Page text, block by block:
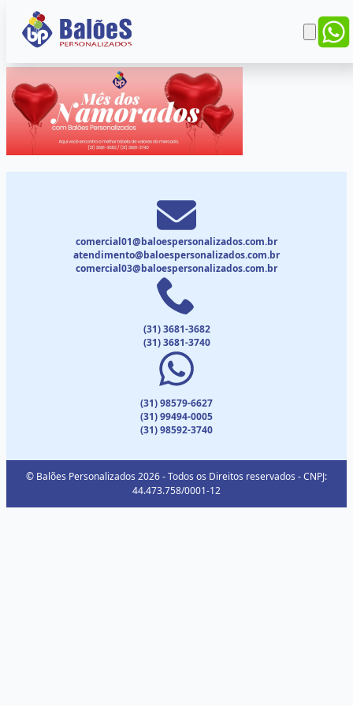
comercial01@baloespersonalizados.com.br
atendimento@baloespersonalizados.com.br
comercial03@baloespersonalizados.com.br
(31) 3681-3682
(31) 3681-3740
(31) 98579-6627
(31) 99494-0005
(31) 98592-3740
© Balões Personalizados 2026 - Todos os Direitos reservados - CNPJ:
44.473.758/0001-12